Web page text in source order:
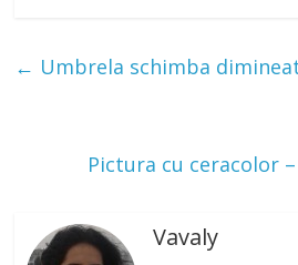
← Umbrela schimba
Pictura cu ceracolor
Vavaly